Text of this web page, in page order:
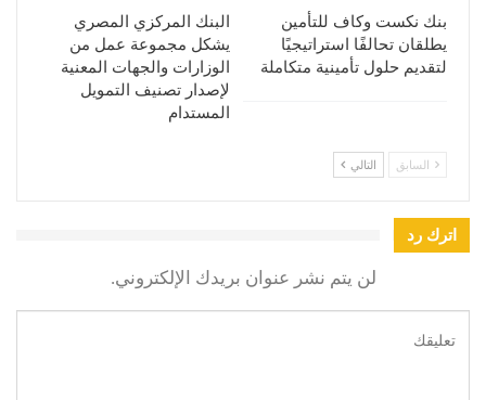
بنك نكست وكاف للتأمين
يطلقان تحالفًا استراتيجيًا
لتقديم حلول تأمينية متكاملة
البنك المركزي المصري
يشكل مجموعة عمل من
الوزارات والجهات المعنية
لإصدار تصنيف التمويل
المستدام
السابق التالي
اترك رد
لن يتم نشر عنوان بريدك الإلكتروني.